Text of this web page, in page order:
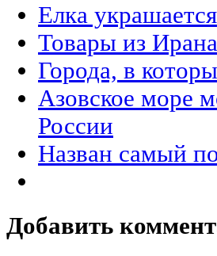
Елка украшается
Товары из
Города, в
Азовское море
России
Назван самый
Добавить